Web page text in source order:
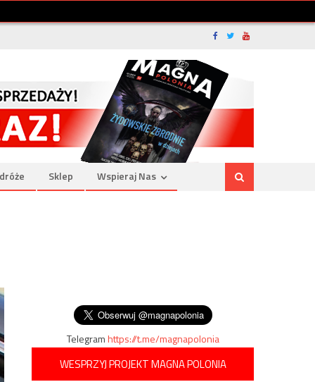
Sklep Wspieraj Nas
Telegramhttps://t.me/magnapolonia
WESPRZYJ PROJEKT MAGNA POLONIA